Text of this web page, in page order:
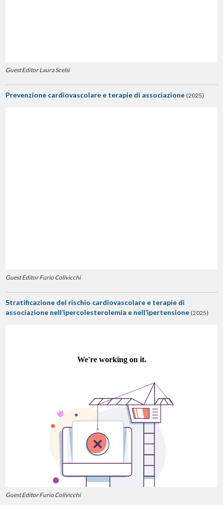
Guest Editor Laura Scelsi
Prevenzione cardiovascolare e terapie di associazione (2025)
Guest Editor Furio Colivicchi
Stratificazione del rischio cardiovascolare e terapie di
associazione nell’ipercolesterolemia e nell’ipertensione (2025)
Guest Editor Furio Colivicchi